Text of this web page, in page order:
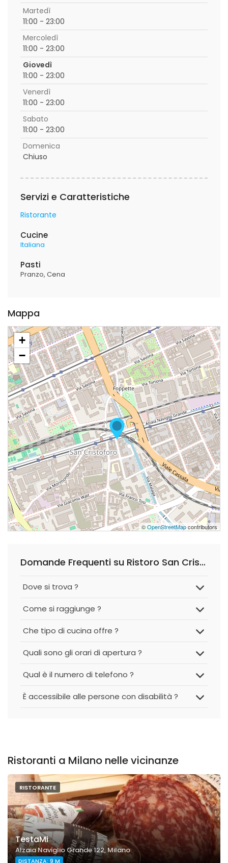
Martedì
11:00 - 23:00
Mercoledì
11:00 - 23:00
Giovedì
11:00 - 23:00
Venerdì
11:00 - 23:00
Sabato
11:00 - 23:00
Domenica
Chiuso
Servizi e Caratteristiche
Ristorante
Cucine
Italiana
Pasti
Pranzo Cena
Mappa
+
−
©OpenStreetMapcontributors
Domande Frequenti su Ristoro San Cristoforo
Dove si trova ?
Come si raggiunge ?
Che tipo di cucina offre ?
Quali sono gli orari di apertura ?
Qual è il numero di telefono ?
È accessibile alle persone con disabilità ?
Ristoranti a Milano nelle vicinanze
RISTORANTE
TestaMi
Alzaia Naviglio Grande 122, Milano
DISTANZA: 9 M